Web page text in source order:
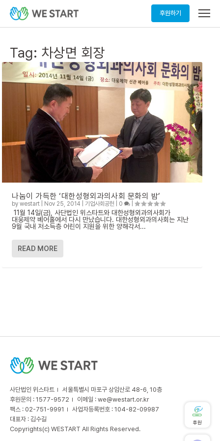
후원하기
메
열
Tag: 차상면 회장
나눔이 가득한 ‘대한성형외과의사회 문화의 밤’
by westart Nov 25, 2014 기업사회공헌 0
11월 14일(금), 사단법인 위스타트와 대한성형외과의사회가
대웅제약 베어홀에서 다시 만났습니다. 대한성형외과의사회는 지난
9월 국내 저소득층 어린이 지원을 위한 양해각서...
READ MORE
사단법인 위스타트
서울특별시 마포구 상암산로 48-6, 10층
후원문의 : 1577-9572
이메일 : we@westart.or.kr
팩스 : 02-751-9991
사업자등록번호 : 104-82-09987
대표자 : 김수길
Copyrights(c) WESTART All Rights Reserved.
후원